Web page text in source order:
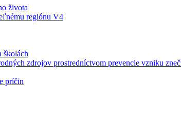
života
regiónu V4
školách
zdrojov prostredníctvom prevencie vzniku
príčin